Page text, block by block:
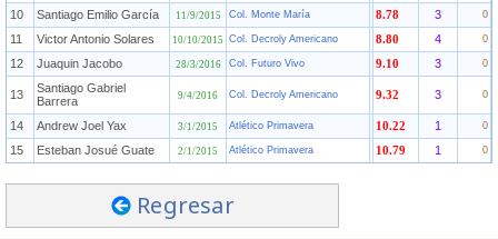
10 Santiago Emilio García 11/9/2015 Col. Monte María 8.78 3 0
11 Victor Antonio Solares 10/10/2015 Col. Decroly Americano 8.80 4 0
12 Juaquin Jacobo 28/3/2016 Col. Futuro Vivo 9.10 3 0
13
Santiago Gabriel
Barrera
9/4/2016 Col. Decroly Americano 9.32 3 0
14 Andrew Joel Yax 3/1/2015 Atlético Primavera 10.22 1 0
15 Esteban Josué Guate 2/1/2015 Atlético Primavera 10.79 1 0
Regresar